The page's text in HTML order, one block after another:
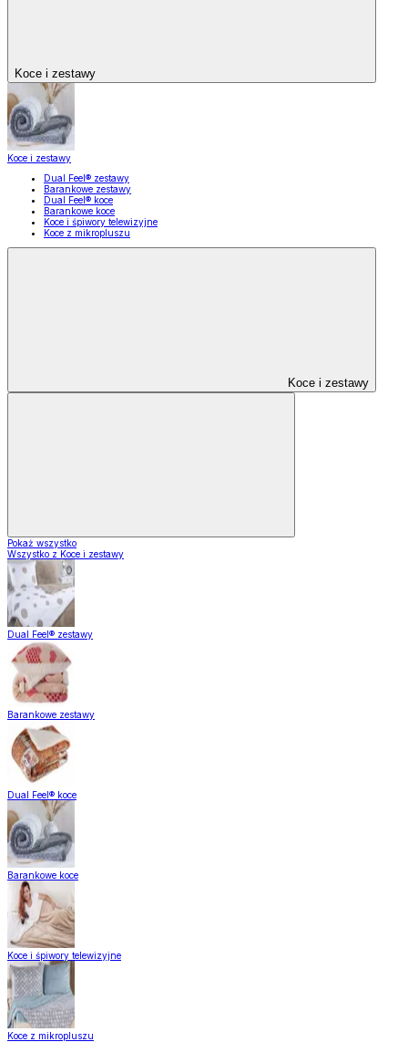
Koce i zestawy
Koce i zestawy
Dual Feel® zestawy
Barankowe zestawy
Dual Feel® koce
Barankowe koce
Koce i śpiwory telewizyjne
Koce z mikropluszu
Koce i zestawy
Pokaż wszystko
Wszystko z Koce i zestawy
Dual Feel® zestawy
Barankowe zestawy
Dual Feel® koce
Barankowe koce
Koce i śpiwory telewizyjne
Koce z mikropluszu